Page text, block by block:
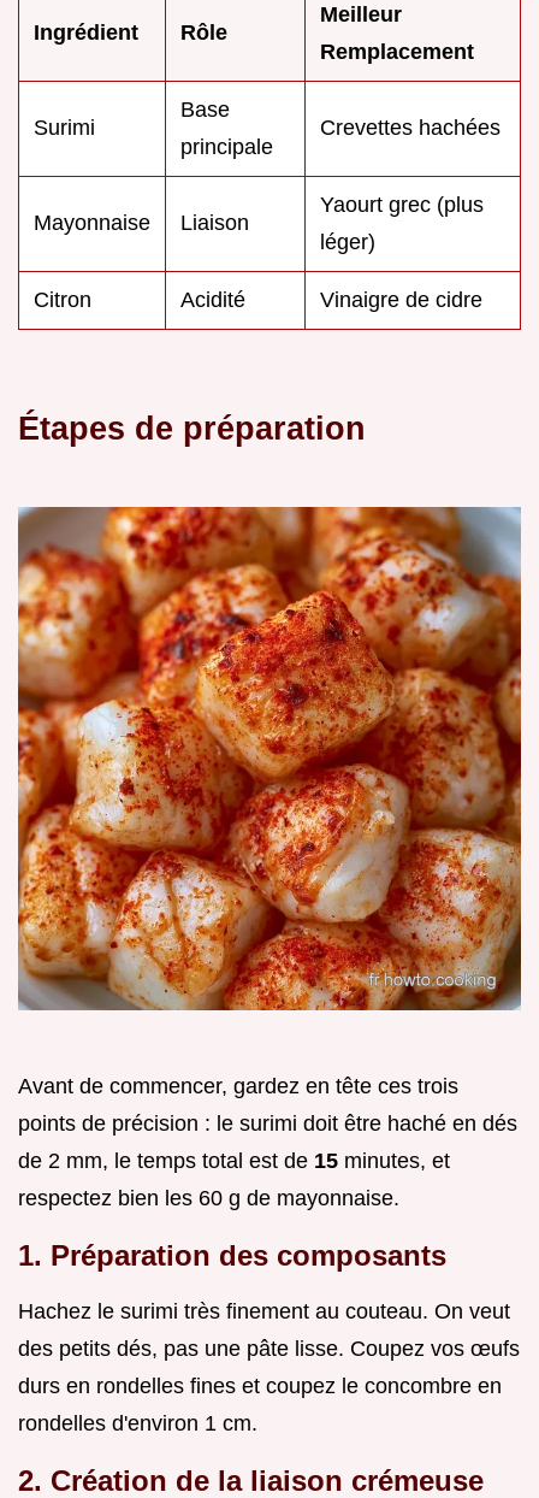
Ingrédient Rôle
Meilleur
Remplacement
Surimi
Base
principale
Crevettes hachées
Mayonnaise Liaison
Yaourt grec (plus
léger)
Citron Acidité Vinaigre de cidre
Étapes de préparation
Avant de commencer, gardez en tête ces trois
points de précision : le surimi doit être haché en dés
de 2 mm, le temps total est de 15 minutes, et
respectez bien les 60 g de mayonnaise.
1. Préparation des composants
Hachez le surimi très finement au couteau. On veut
des petits dés, pas une pâte lisse. Coupez vos œufs
durs en rondelles fines et coupez le concombre en
rondelles d'environ 1 cm.
2. Création de la liaison crémeuse